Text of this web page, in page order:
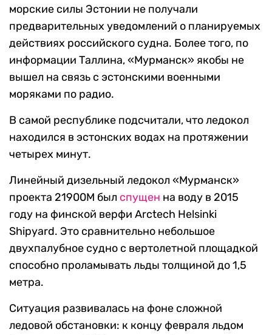
морские силы Эстонии не получали
предварительных уведомлений о планируемых
действиях российского судна. Более того, по
информации Таллина, «Мурманск» якобы не
вышел на связь с эстонскими военными
моряками по радио.
В самой республике подсчитали, что ледокол
находился в эстонских водах на протяжении
четырех минут.
Линейный дизельный ледокол «Мурманск»
проекта 21900М был спущен на воду в 2015
году на финской верфи Arctech Helsinki
Shipyard. Это сравнительно небольшое
двухпалубное судно с вертолетной площадкой
способно проламывать льды толщиной до 1,5
метра.
Ситуация развивалась на фоне сложной
ледовой обстановки: к концу февраля льдом